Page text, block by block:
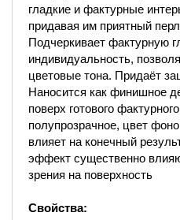
гладкие и фактурные
придавая им приятный
Подчеркивает фактурную
индивидуальность,
цветовые тона. Придаёт
Наносится как финишное
поверх готового
полупрозрачное, цвет
влияет на конечный
эффект существенно
зрения на поверхность
Свойства: